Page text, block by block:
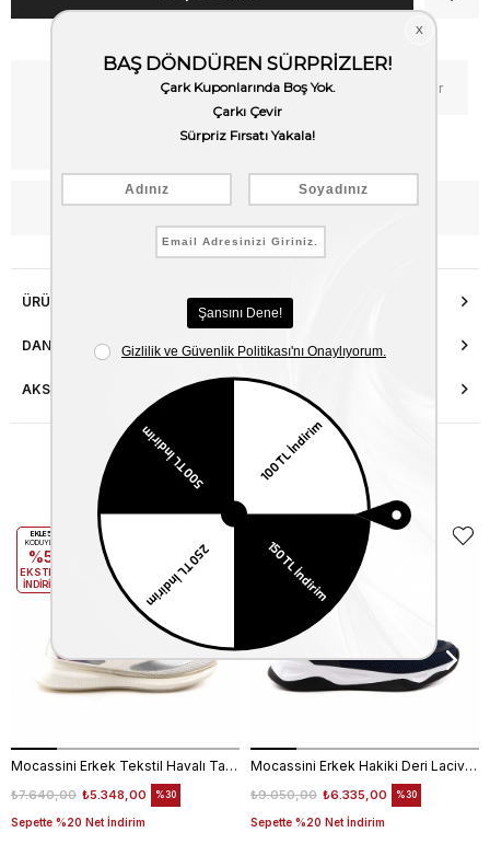
Fiyat Düşünce Haber Ver
Kargo Bedava
WhatsApp’tan Bilgi Al
ÜRÜN ÖZELLIKLERI
DANIŞMA HATTI
AKSESUAR ONARIMI
Benzer Ürünler
Mocassini Erkek Tekstil Havalı Taban Beyaz Spor & Sneaker Ayakkabı
₺5.348,00
₺7.640,00
Sepette %20 Net İndirim
%30
EKLE5
KODUYLA
%5
EKSTRA
İNDİRİM
Mocassini Erkek Hakiki Deri Lacivert Spor & Sneaker Ayakkabı
₺6.335,00
₺9.050,00
Sepette %20 Net İndirim
%30
KODUYLA
%5
EKSTRA
İNDİRİM